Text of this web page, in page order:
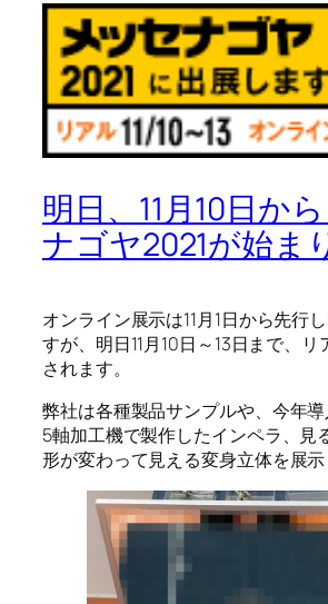
明日、11月10日か
ナゴヤ2021が始ま
オンライン展示は11月1日から先行
すが、明日11月10日～13日まで、
されます。
弊社は各種製品サンプルや、今年
5軸加工機で製作したインペラ、見
形が変わって見える変身立体を展示